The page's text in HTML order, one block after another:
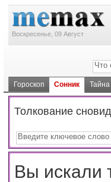
Воскресенье, 09 Август
Гороскоп Сонник
Толкование
Вы искали